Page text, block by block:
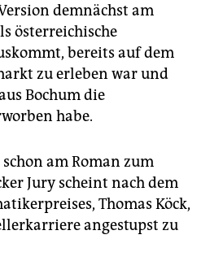
demnächst am
österreichische
bereits auf dem
zu erleben war und
Bochum die
habe.
am Roman zum
Jury scheint nach dem
Thomas Köck,
angestupst zu